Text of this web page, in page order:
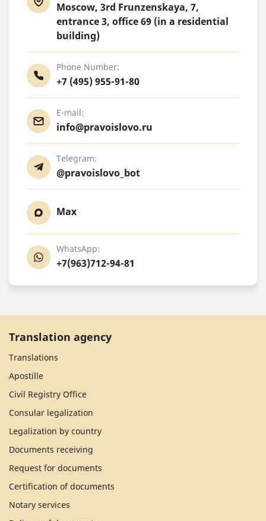
Moscow, 3rd Frunzenskaya, 7,
entrance 3, office 69 (in a residential
building)
Phone Number:
+7 (495) 955-91-80
E-mail:
info@pravoislovo.ru
Telegram:
@pravoislovo_bot
Max
WhatsApp:
+7(963)712-94-81
Translation agency
Translations
Apostille
Civil Registry Office
Consular legalization
Legalization by country
Documents receiving
Request for documents
Certification of documents
Notary services